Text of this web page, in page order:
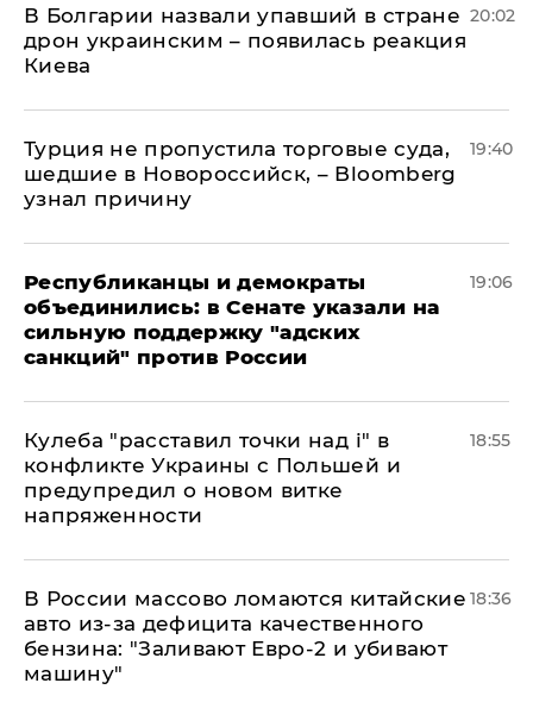
В Болгарии назвали упавший в стране
дрон украинским – появилась реакция
Киева
20:02
Турция не пропустила торговые суда,
шедшие в Новороссийск, – Bloomberg
узнал причину
19:40
Республиканцы и демократы
объединились: в Сенате указали на
сильную поддержку "адских
санкций" против России
19:06
Кулеба "расставил точки над і" в
конфликте Украины с Польшей и
предупредил о новом витке
напряженности
18:55
В России массово ломаются китайские
авто из-за дефицита качественного
бензина: "Заливают Евро-2 и убивают
машину"
18:36